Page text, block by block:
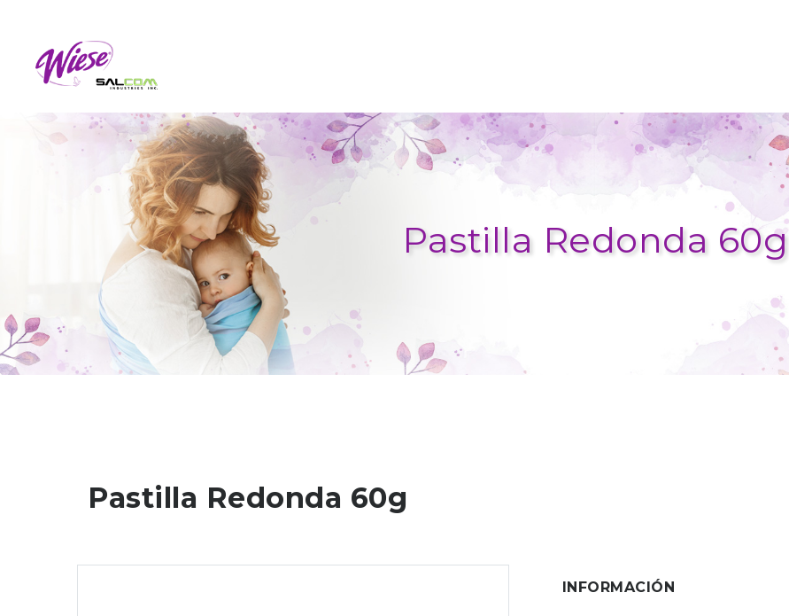
Pastilla Redonda 60g
Pastilla Redonda 60g
INFORMACIÓN